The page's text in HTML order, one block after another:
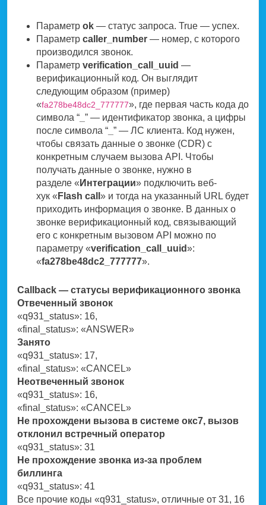
Параметр ok — статус запроса. True — успех.
Параметр caller_number — номер, с которого
производился звонок.
Параметр verification_call_uuid —
верификационный код. Он выглядит
следующим образом (пример)
«fa278be48dc2_777777», где первая часть кода до
символа “ ” — идентификатор звонка, а цифры
после символа “ ” — ЛС клиента. Код нужен,
чтобы связать данные о звонке (CDR) с
конкретным случаем вызова API. Чтобы
получать данные о звонке, нужно в
разделе « Интеграции» подключить веб-
хук « Flash call » и тогда на указанный URL будет
приходить информация о звонке. В данных о
звонке верификационный код, связывающий
его с конкретным вызовом API можно по
параметру «verification_call_uuid»:
«fa278be48dc2_777777».
Callback — статусы верификационного звонка
Отвеченный звонок
«q931_status»: 16,
«final_status»: «ANSWER»
Занято
«q931_status»: 17,
«final_status»: «CANCEL»
Неотвеченный звонок
«q931_status»: 16,
«final_status»: «CANCEL»
Не прохождени вызова в системе окс7, вызов
отклонил встречный оператор
«q931_status»: 31
Не прохождение звонка из-за проблем
биллинга
«q931_status»: 41
Все прочие коды «q931_status», отличные от 31, 16